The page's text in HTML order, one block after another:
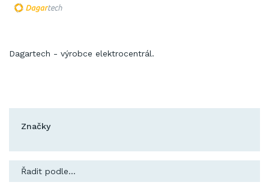
Dagartech - výrobce elektrocentrál.
Značky
Řadit podle...